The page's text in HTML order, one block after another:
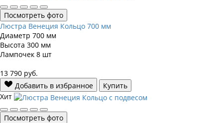
Посмотреть фото
Люстра Венеция Кольцо 700 мм
Диаметр 700 мм
Высота 300 мм
Лампочек 8 шт
13 790 руб.
Добавить в избранное
Купить
Хит
Посмотреть фото